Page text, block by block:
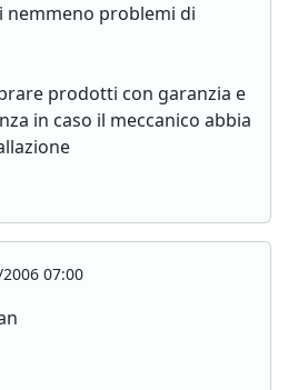
nemmeno problemi di
prodotti con garanzia e
in caso il meccanico abbia
07:00